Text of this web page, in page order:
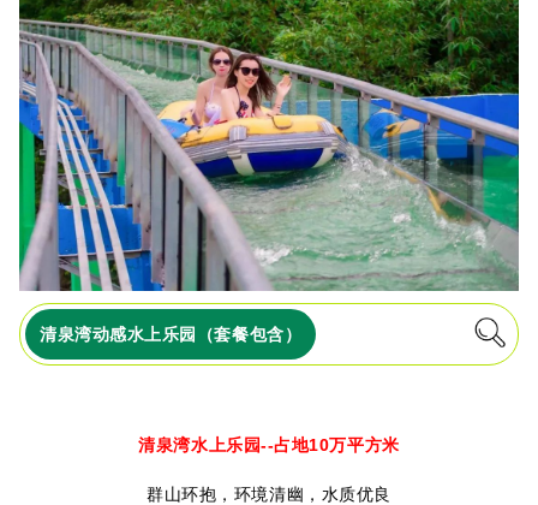
清泉湾动感水上乐园（套餐包含）
清泉湾水上乐园--占地10万平方米
群山环抱，环境清幽，水质优良